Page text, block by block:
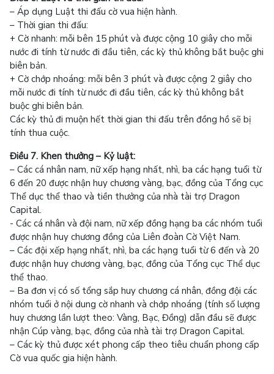
– Áp dụng Luật thi đấu cờ vua hiện hành.
– Thời gian thi đấu:
+ Cờ nhanh: mỗi bên 15 phút và được cộng 10 giây cho mỗi
nước đi tính từ nước đi đầu tiên, các kỳ thủ không bắt buộc ghi
biên bản.
+ Cờ chớp nhoáng: mỗi bên 3 phút và được cộng 2 giây cho
mỗi nước đi tính từ nước đi đầu tiên, các kỳ thủ không bắt
buộc ghi biên bản.
Các kỳ thủ đi muộn hết thời gian thi đấu trên đồng hồ sẽ bị
tính thua cuộc.
Điều 7. Khen thưởng – Kỷ luật:
– Các cá nhân nam, nữ xếp hạng nhất, nhì, ba các hạng tuổi từ
6 đến 20 được nhận huy chương vàng, bạc, đồng của Tổng cục
Thể dục thể thao và tiền thưởng của nhà tài trợ Dragon
Capital.
- Các cá nhân và đội nam, nữ xếp đồng hạng ba các nhóm tuổi
được nhận huy chương đồng của Liên đoàn Cờ Việt Nam.
– Các đội xếp hạng nhất, nhì, ba các hạng tuổi từ 6 đến và 20
được nhận huy chương vàng, bạc, đồng của Tổng cục Thể dục
thể thao.
– Ba đơn vị có số tổng sắp huy chương cá nhân, đồng đội các
nhóm tuổi ở nội dung cờ nhanh và chớp nhoáng (tính số lượng
huy chương lần lượt theo: Vàng, Bạc, Đồng) dẫn đầu sẽ được
nhận Cúp vàng, bạc, đồng của nhà tài trợ Dragon Capital.
– Các kỳ thủ được xét phong cấp theo tiêu chuẩn phong cấp
Cờ vua quốc gia hiện hành.